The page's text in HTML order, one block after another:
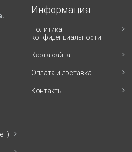
Информация
Политика
конфиденциальности
Карта сайта
Оплата и доставка
Контакты